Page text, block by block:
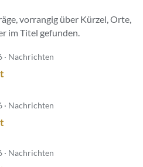
vorrangig über Kürzel, Orte,
im Titel gefunden.
· Nachrichten
· Nachrichten
· Nachrichten